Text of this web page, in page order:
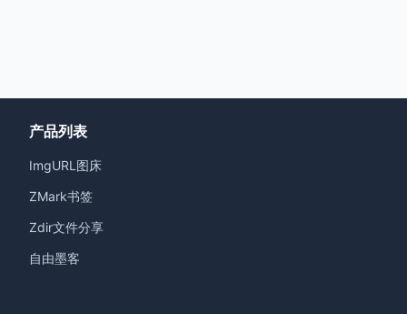
产品列表
ImgURL图床
ZMark书签
Zdir文件分享
自由墨客